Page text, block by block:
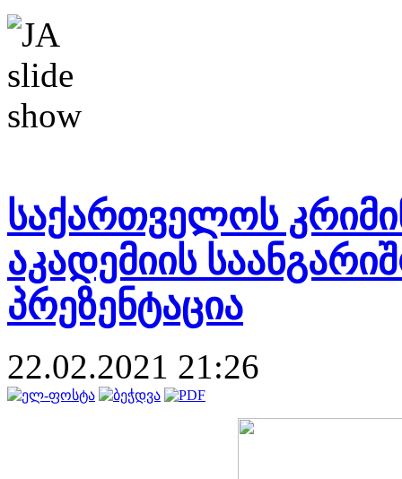
საქართველოს
აკადემიის
პრეზენტაცია
22.02.2021 21:26